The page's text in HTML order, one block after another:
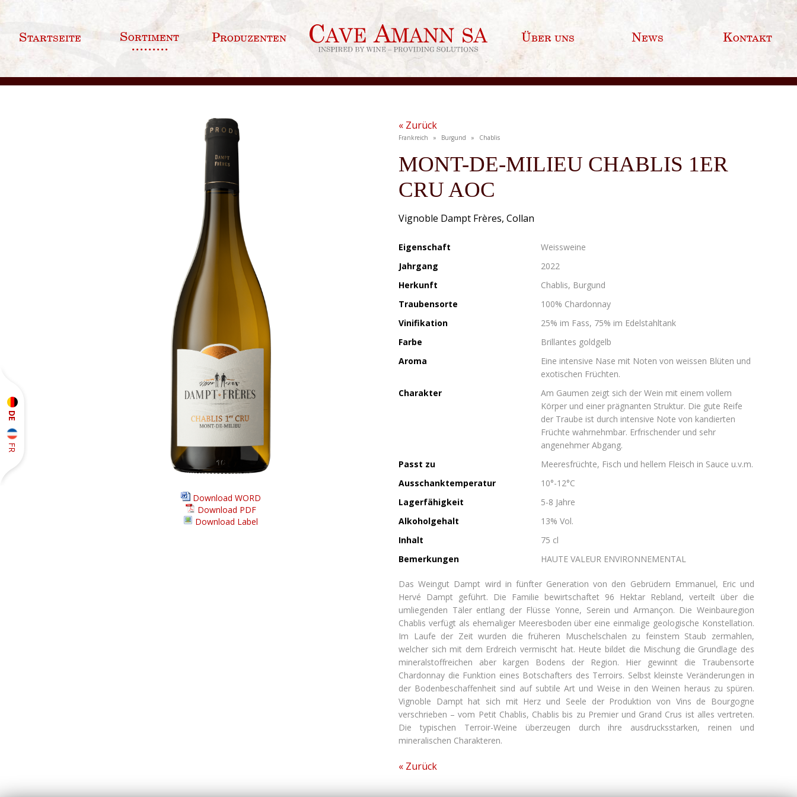
Startseite Sortiment Produzenten Über uns News Kontakt
DE
FR
Download WORD
Download PDF
Download Label
« Zurück
Frankreich » Burgund » Chablis
MONT-DE-MILIEU CHABLIS 1ER
CRU AOC
Vignoble Dampt Frères, Collan
Eigenschaft
Weissweine
Jahrgang
2022
Herkunft
Chablis, Burgund
Traubensorte
100% Chardonnay
Vinifikation
25% im Fass, 75% im Edelstahltank
Farbe
Brillantes goldgelb
Aroma
Eine intensive Nase mit Noten von weissen Blüten und
exotischen Früchten.
Charakter
Am Gaumen zeigt sich der Wein mit einem vollem
Körper und einer prägnanten Struktur. Die gute Reife
der Traube ist durch intensive Note von kandierten
Früchte wahrnehmbar. Erfrischender und sehr
angenehmer Abgang.
Passt zu
Meeresfrüchte, Fisch und hellem Fleisch in Sauce u.v.m.
Ausschanktemperatur
10°-12°C
Lagerfähigkeit
5-8 Jahre
Alkoholgehalt
13% Vol.
Inhalt
75 cl
Bemerkungen
HAUTE VALEUR ENVIRONNEMENTAL
Das Weingut Dampt wird in fünfter Generation von den Gebrüdern Emmanuel, Eric und
Hervé Dampt geführt. Die Familie bewirtschaftet 96 Hektar Rebland, verteilt über die
umliegenden Täler entlang der Flüsse Yonne, Serein und Armançon. Die Weinbauregion
Chablis verfügt als ehemaliger Meeresboden über eine einmalige geologische Konstellation.
Im Laufe der Zeit wurden die früheren Muschelschalen zu feinstem Staub zermahlen,
welcher sich mit dem Erdreich vermischt hat. Heute bildet die Mischung die Grundlage des
mineralstoffreichen aber kargen Bodens der Region. Hier gewinnt die Traubensorte
Chardonnay die Funktion eines Botschafters des Terroirs. Selbst kleinste Veränderungen in
der Bodenbeschaffenheit sind auf subtile Art und Weise in den Weinen heraus zu spüren.
Vignoble Dampt hat sich mit Herz und Seele der Produktion von Vins de Bourgogne
verschrieben – vom Petit Chablis, Chablis bis zu Premier und Grand Crus ist alles vertreten.
Die typischen Terroir-Weine überzeugen durch ihre ausdrucksstarken, reinen und
mineralischen Charakteren.
« Zurück